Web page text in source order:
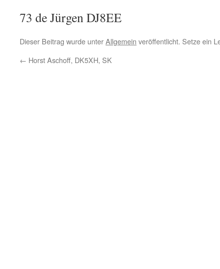
73 de Jürgen DJ8EE
Dieser Beitrag wurde unterAllgemein veröffentlicht. Setze ein
← Horst Aschoff, DK5XH, SK